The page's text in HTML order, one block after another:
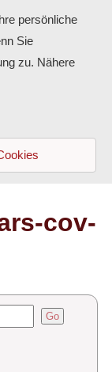
cov-
Go
persönliche
Sie
zu. Nähere